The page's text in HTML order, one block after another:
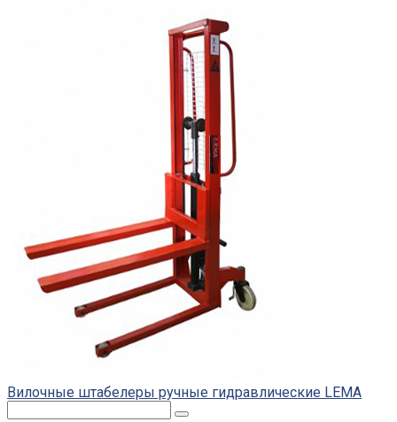
Вилочные штабелеры ручные гидравлические LEMA